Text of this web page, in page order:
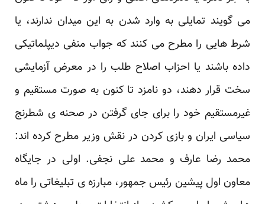
می گویند تمایلی به وارد شدن به این میدان ‏ندارند، یا
شرط هایی را مطرح می کنند که جواب منفی دیپلماتیکی
داده باشند یا احزاب اصلاح طلب را در ‏معرض آزمایشی
سخت قرار دهند، دو نامزد تا کنون به صورت مستقیم و
غیرمستقیم خود را برای جای ‏گرفتن در صحنه ی شطرنج
سیاسی ایران و بازی کردن در نقش وزیر مطرح کرده اند:
محمد رضا عارف و ‏محمد علی نجفی. اولی در جایگاه
معاون اول پیشین رئیس جمهور، مبارزه ی تبلیغاتی را ماه